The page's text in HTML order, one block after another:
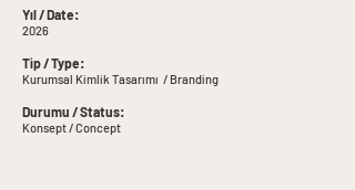
Yıl / Date:
2026
Tip / Type:
Kurumsal Kimlik Tasarımı / Branding
Durumu / Status:
Konsept / Concept